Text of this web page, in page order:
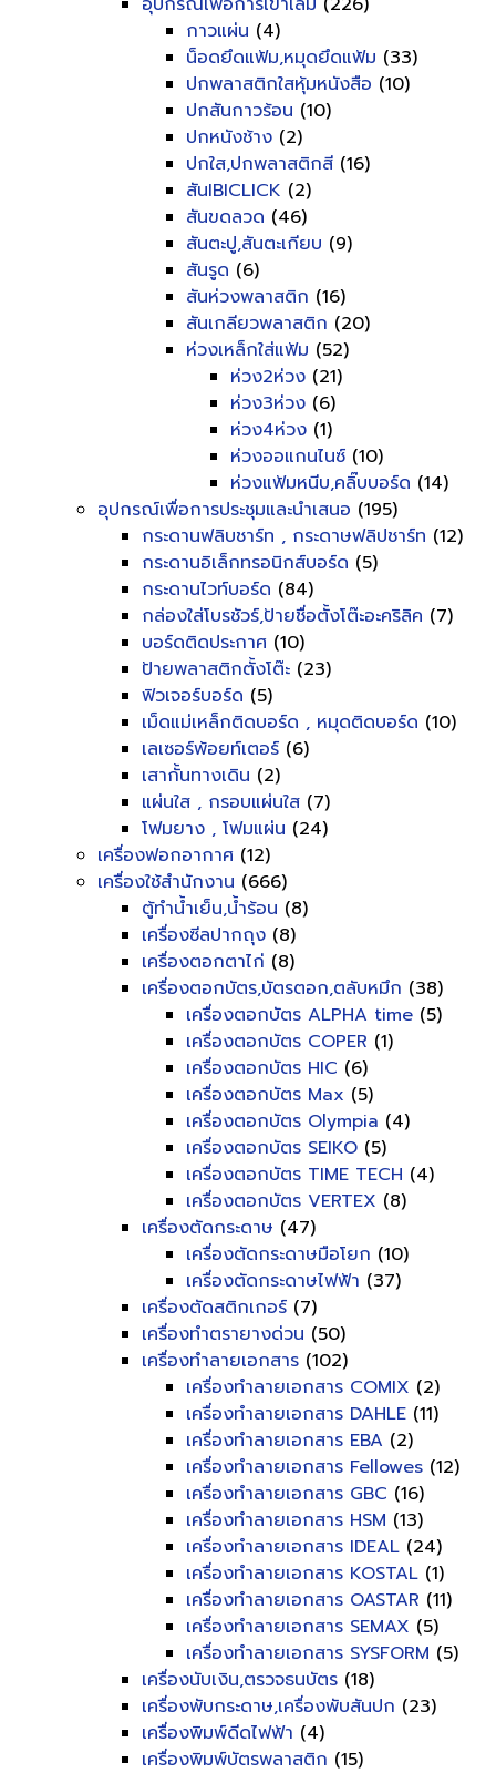
กาวแผ่น (4)
น็อดยึดแฟ้ม,หมุดยึดแฟ้ม (33)
ปกพลาสติกใสหุ้มหนังสือ (10)
ปกสันกาวร้อน (10)
ปกหนังช้าง (2)
ปกใส,ปกพลาสติกสี (16)
สันIBICLICK (2)
สันขดลวด (46)
สันตะปู,สันตะเกียบ (9)
สันรูด (6)
สันห่วงพลาสติก (16)
สันเกลียวพลาสติก (20)
ห่วงเหล็กใส่แฟ้ม (52)
ห่วง2ห่วง (21)
ห่วง3ห่วง (6)
ห่วง4ห่วง (1)
ห่วงออแกนไนซ์ (10)
ห่วงแฟ้มหนีบ,คลิ๊บบอร์ด (14)
อุปกรณ์เพื่อการประชุมและนำเสนอ (195)
กระดานฟลิบชาร์ท , กระดาษฟลิปชาร์ท (12)
กระดานอิเล็กทรอนิกส์บอร์ด (5)
กระดานไวท์บอร์ด (84)
กล่องใส่โบรชัวร์,ป้ายชื่อตั้งโต๊ะอะคริลิค (7)
บอร์ดติดประกาศ (10)
ป้ายพลาสติกตั้งโต๊ะ (23)
ฟิวเจอร์บอร์ด (5)
เม็ดแม่เหล็กติดบอร์ด , หมุดติดบอร์ด (10)
เลเซอร์พ้อยท์เตอร์ (6)
เสากั้นทางเดิน (2)
แผ่นใส , กรอบแผ่นใส (7)
โฟมยาง , โฟมแผ่น (24)
เครื่องฟอกอากาศ (12)
เครื่องใช้สำนักงาน (666)
ตู้ทำน้ำเย็น,น้ำร้อน (8)
เครื่องซีลปากถุง (8)
เครื่องตอกตาไก่ (8)
เครื่องตอกบัตร,บัตรตอก,ตลับหมึก (38)
เครื่องตอกบัตร ALPHA time (5)
เครื่องตอกบัตร COPER (1)
เครื่องตอกบัตร HIC (6)
เครื่องตอกบัตร Max (5)
เครื่องตอกบัตร Olympia (4)
เครื่องตอกบัตร SEIKO (5)
เครื่องตอกบัตร TIME TECH (4)
เครื่องตอกบัตร VERTEX (8)
เครื่องตัดกระดาษ (47)
เครื่องตัดกระดาษมือโยก (10)
เครื่องตัดกระดาษไฟฟ้า (37)
เครื่องตัดสติกเกอร์ (7)
เครื่องทำตรายางด่วน (50)
เครื่องทำลายเอกสาร (102)
เครื่องทำลายเอกสาร COMIX (2)
เครื่องทำลายเอกสาร DAHLE (11)
เครื่องทำลายเอกสาร EBA (2)
เครื่องทำลายเอกสาร Fellowes (12)
เครื่องทำลายเอกสาร GBC (16)
เครื่องทำลายเอกสาร HSM (13)
เครื่องทำลายเอกสาร IDEAL (24)
เครื่องทำลายเอกสาร KOSTAL (1)
เครื่องทำลายเอกสาร OASTAR (11)
เครื่องทำลายเอกสาร SEMAX (5)
เครื่องทำลายเอกสาร SYSFORM (5)
เครื่องนับเงิน,ตรวจธนบัตร (18)
เครื่องพับกระดาษ,เครื่องพับสันปก (23)
เครื่องพิมพ์ดีดไฟฟ้า (4)
เครื่องพิมพ์บัตรพลาสติก (15)